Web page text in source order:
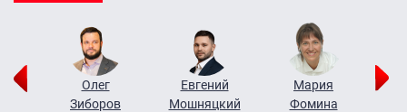
Олег
Зиборов
Евгений
Мошняцкий
Мария
Фомина